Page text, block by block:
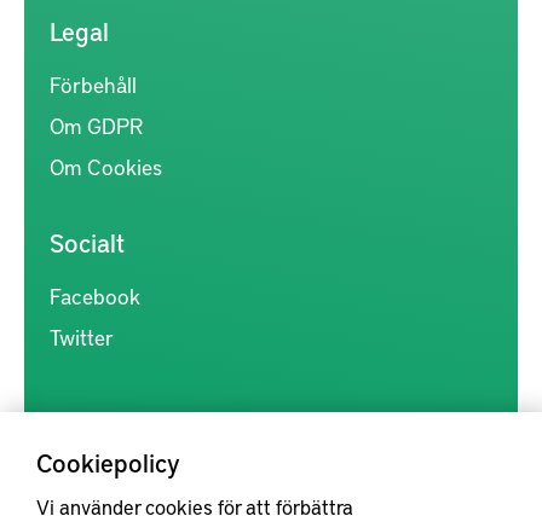
Cookiepolicy
Vi använder cookies för att förbättra
Legal
Förbehåll
Om GDPR
Om Cookies
Socialt
Facebook
Twitter